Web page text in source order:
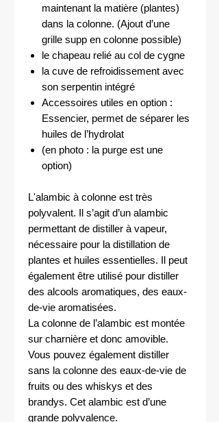
maintenant la matière (plantes)
dans la colonne. (Ajout d’une
grille supp en colonne possible)
le chapeau relié au col de cygne
la cuve de refroidissement avec
son serpentin intégré
Accessoires utiles en option :
Essencier, permet de séparer les
huiles de l’hydrolat
(en photo : la purge est une
option)
L'alambic à colonne est très
polyvalent. Il s’agit d’un alambic
permettant de distiller à vapeur,
nécessaire pour la distillation de
plantes et huiles essentielles. Il peut
également être utilisé pour distiller
des alcools aromatiques, des eaux-
de-vie aromatisées.
La colonne de l’alambic est montée
sur charnière et donc amovible.
Vous pouvez également distiller
sans la colonne des eaux-de-vie de
fruits ou des whiskys et des
brandys. Cet alambic est d’une
grande polyvalence.